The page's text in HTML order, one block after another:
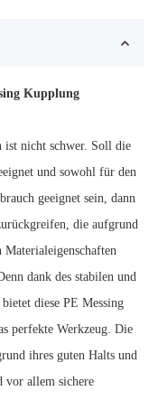
Kupplung
ist nicht schwer. Soll die
und sowohl für den
geeignet sein, dann
die aufgrund
dank des stabilen und
diese PE Messing
perfekte Werkzeug. Die
ihres guten Halts und
vor allem sichere